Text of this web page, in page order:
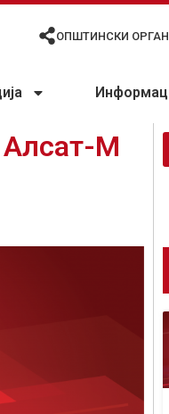
ОПШТИНСКИ
Алсат-М